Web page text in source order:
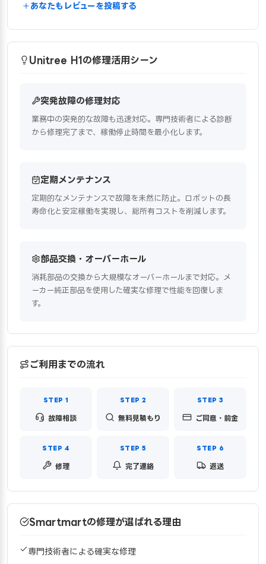
あなたもレビューを投稿する
Unitree H1の修理活用シーン
突発故障の修理対応
業務中の突発的な故障も迅速対応。専門技術者による診断
から修理完了まで、稼働停止時間を最小化します。
定期メンテナンス
定期的なメンテナンスで故障を未然に防止。ロボットの長
寿命化と安定稼働を実現し、総所有コストを削減します。
部品交換・オーバーホール
消耗部品の交換から大規模なオーバーホールまで対応。メ
ーカー純正部品を使用した確実な修理で性能を回復しま
す。
ご利用までの流れ
故障相談 無料見積もり ご同意・前金
修理 完了連絡 返送
Smartmartの修理が選ばれる理由
専門技術者による確実な修理